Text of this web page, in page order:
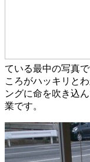
ている最中の写真
ころがハッキリと
ングに命を吹き込
業です。